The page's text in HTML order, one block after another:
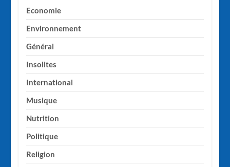
Economie
Environnement
Général
Insolites
International
Musique
Nutrition
Politique
Religion